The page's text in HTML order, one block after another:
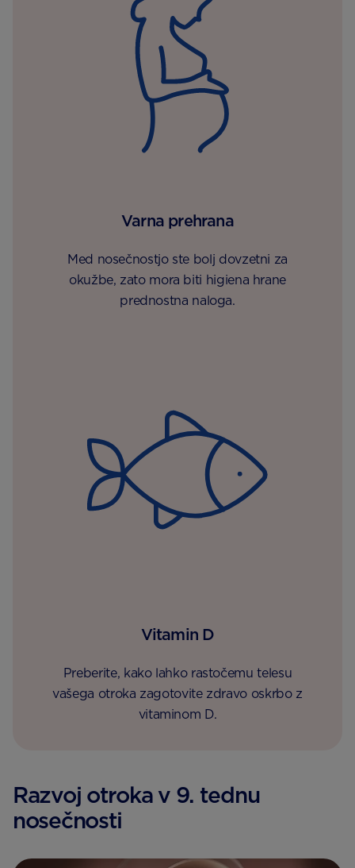
Varna prehrana
Med nosečnostjo ste bolj dovzetni za
okužbe, zato mora biti higiena hrane
prednostna naloga.
Vitamin D
Preberite, kako lahko rastočemu telesu
vašega otroka zagotovite zdravo oskrbo z
vitaminom D.
Razvoj otroka v 9. tednu
nosečnosti